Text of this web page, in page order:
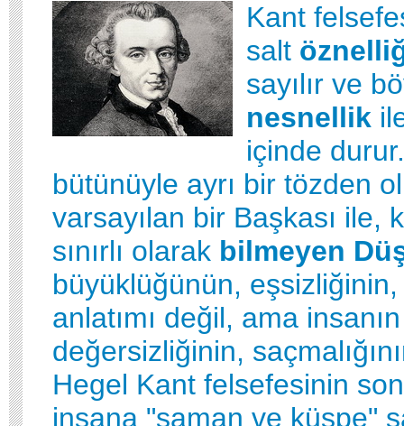
Kant
salt
sayılır ve
nesnellik
içinde
bütünüyle ayrı bir tözden
varsayılan bir Başkası ile,
sınırlı olarak bilmeyen
büyüklüğünün,
anlatımı değil, ama
değersizliğinin,
Hegel Kant felsefesinin
insana "saman ve küspe"